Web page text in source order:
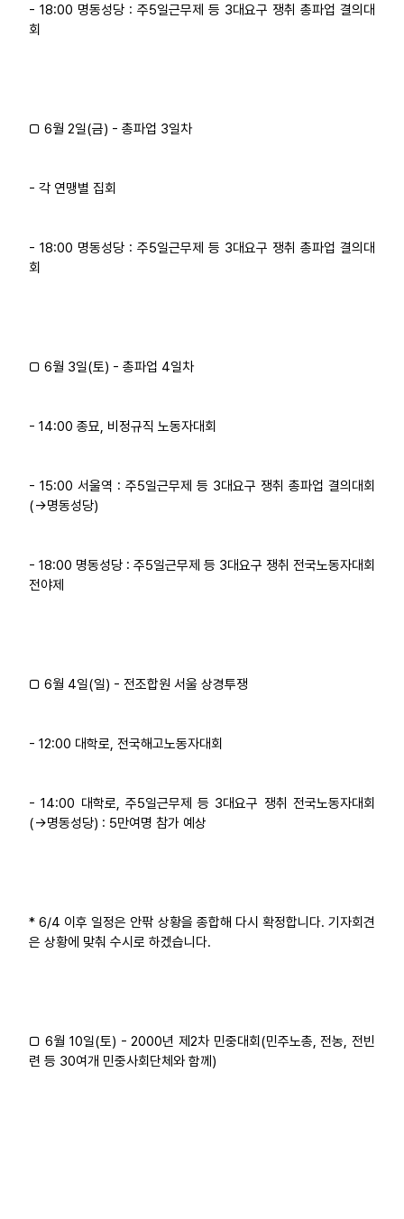
- 18:00 명동성당 : 주5일근무제 등 3대요구 쟁취 총파업 결의대
회
□ 6월 2일(금) - 총파업 3일차
- 각 연맹별 집회
- 18:00 명동성당 : 주5일근무제 등 3대요구 쟁취 총파업 결의대
회
□ 6월 3일(토) - 총파업 4일차
- 14:00 종묘, 비정규직 노동자대회
- 15:00 서울역 : 주5일근무제 등 3대요구 쟁취 총파업 결의대회
(→명동성당)
- 18:00 명동성당 : 주5일근무제 등 3대요구 쟁취 전국노동자대회
전야제
□ 6월 4일(일) - 전조합원 서울 상경투쟁
- 12:00 대학로, 전국해고노동자대회
- 14:00 대학로, 주5일근무제 등 3대요구 쟁취 전국노동자대회
(→명동성당) : 5만여명 참가 예상
* 6/4 이후 일정은 안팎 상황을 종합해 다시 확정합니다. 기자회견
은 상황에 맞춰 수시로 하겠습니다.
□ 6월 10일(토) - 2000년 제2차 민중대회(민주노총, 전농, 전빈
련 등 30여개 민중사회단체와 함께)